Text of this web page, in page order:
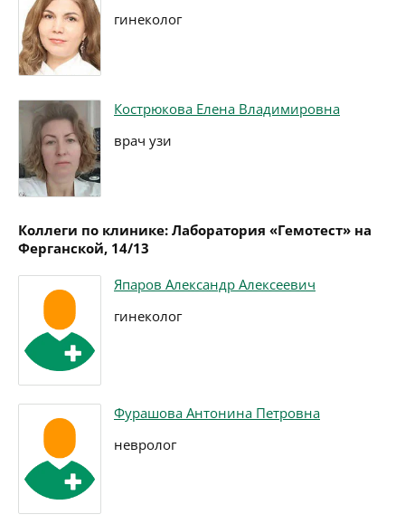
гинеколог
Кострюкова Елена Владимировна
врач узи
Коллеги по клинике: Лаборатория «Гемотест» на
Ферганской, 14/13
Япаров Александр Алексеевич
гинеколог
Фурашова Антонина Петровна
невролог